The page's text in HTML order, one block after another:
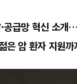
공급망 혁신 소개
은 암 환자 지원